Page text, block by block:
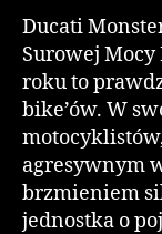
Ducati
Surowej Mocy
roku to
bike’ów. W
agresywnym
brzmieniem
jednostka o